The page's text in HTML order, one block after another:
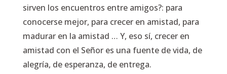
sirven los encuentros entre amigos?: para
conocerse mejor, para crecer en amistad, para
madurar en la amistad … Y, eso sí, crecer en
amistad con el Señor es una fuente de vida, de
alegría, de esperanza, de entrega.